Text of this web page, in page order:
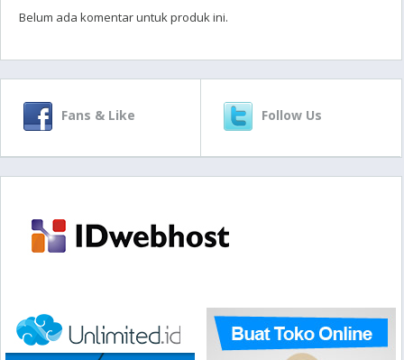
Belum ada komentar untuk produk ini.
Fans & Like Follow Us